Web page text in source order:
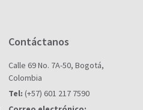
Contáctanos
Calle 69 No. 7A-50, Bogotá,
Colombia
Tel: (+57) 601 217 7590